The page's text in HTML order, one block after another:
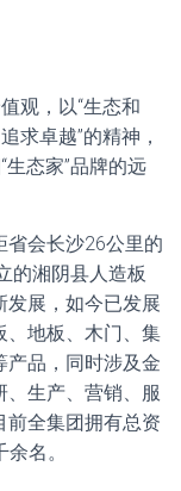
观，以“生态和
求卓越”的精神，
“生态家”品牌的远
省会长沙26公里的
的湘阴县人造板
发展，如今已发展
、地板、木门、集
产品，同时涉及金
生产、营销、服
前全集团拥有总资
名。